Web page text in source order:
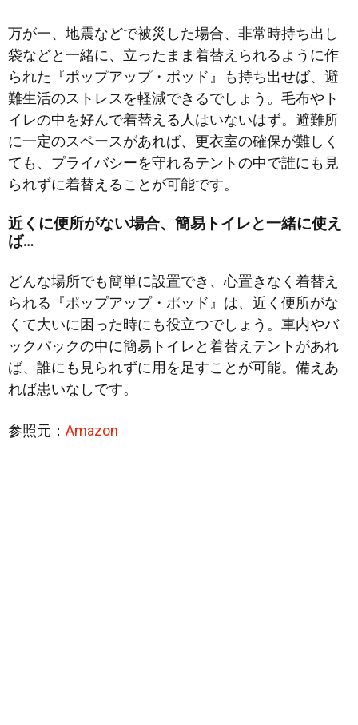
万が一、地震などで被災した場合、非常時持ち出し
袋などと一緒に、立ったまま着替えられるように作
られた『ポップアップ・ポッド』も持ち出せば、避
難生活のストレスを軽減できるでしょう。毛布やト
イレの中を好んで着替える人はいないはず。避難所
に一定のスペースがあれば、更衣室の確保が難しく
ても、プライバシーを守れるテントの中で誰にも見
られずに着替えることが可能です。
近くに便所がない場合、簡易トイレと一緒に使え
ば…
どんな場所でも簡単に設置でき、心置きなく着替え
られる『ポップアップ・ポッド』は、近く便所がな
くて大いに困った時にも役立つでしょう。車内やバ
ックパックの中に簡易トイレと着替えテントがあれ
ば、誰にも見られずに用を足すことが可能。備えあ
れば患いなしです。
参照元： Amazon